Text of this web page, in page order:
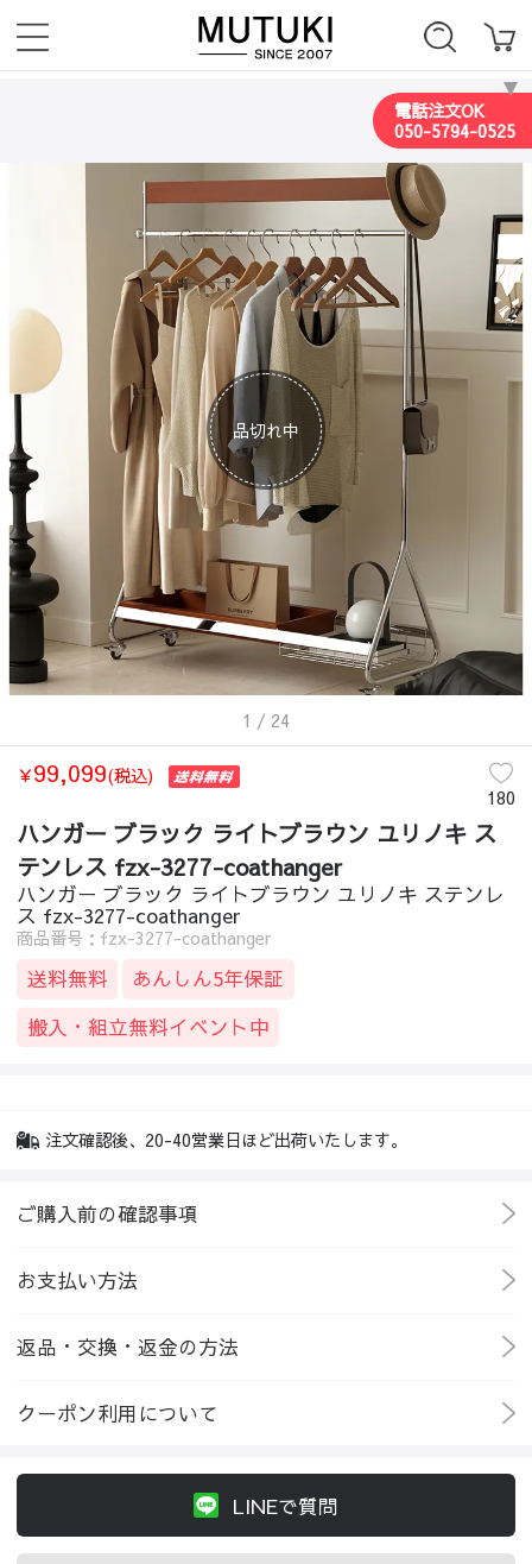
電話注文OK
050-5794-0525
品切れ中
1 / 24
￥99,099(税込)
180
ハンガー ブラック ライトブラウン ユリノキ ス
テンレス fzx-3277-coathanger
ハンガー ブラック ライトブラウン ユリノキ ステンレ
ス fzx-3277-coathanger
商品番号：fzx-3277-coathanger
送料無料
あんしん5年保証
搬入・組立無料イベント中
注文確認後、20-40営業日ほど出荷いたします。
ご購入前の確認事項
お支払い方法
返品・交換・返金の方法
クーポン利用について
LINEで質問